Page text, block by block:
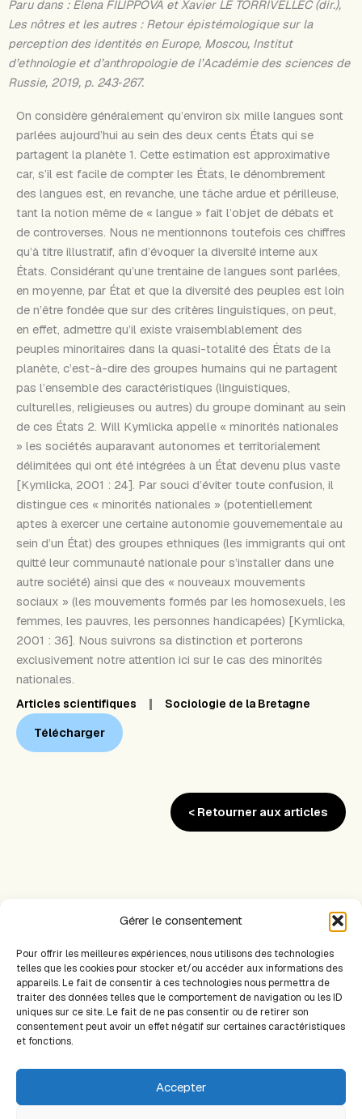
Gérer le consentement
Pour offrir les meilleures expériences, nous utilisons des technologies
telles que les cookies pour stocker et/ou accéder aux informations des
appareils. Le fait de consentir à ces technologies nous permettra de
traiter des données telles que le comportement de navigation ou les ID
uniques sur ce site. Le fait de ne pas consentir ou de retirer son
consentement peut avoir un effet négatif sur certaines caractéristiques
et fonctions.
Accepter
Paru dans : Elena FILIPPOVA et Xavier LE TORRIVELLEC (dir.),
Les nôtres et les autres : Retour épistémologique sur la
perception des identités en Europe, Moscou, Institut
d’ethnologie et d’anthropologie de l’Académie des sciences de
Russie, 2019, p. 243‑267.
On considère généralement qu’environ six mille langues sont
parlées aujourd’hui au sein des deux cents États qui se
partagent la planète 1. Cette estimation est approximative
car, s’il est facile de compter les États, le dénombrement
des langues est, en revanche, une tâche ardue et périlleuse,
tant la notion même de « langue » fait l’objet de débats et
de controverses. Nous ne mentionnons toutefois ces chiffres
qu’à titre illustratif, afin d’évoquer la diversité interne aux
États. Considérant qu’une trentaine de langues sont parlées,
en moyenne, par État et que la diversité des peuples est loin
de n’être fondée que sur des critères linguistiques, on peut,
en effet, admettre qu’il existe vraisemblablement des
peuples minoritaires dans la quasi-totalité des États de la
planète, c’est-à-dire des groupes humains qui ne partagent
pas l’ensemble des caractéristiques (linguistiques,
culturelles, religieuses ou autres) du groupe dominant au sein
de ces États 2. Will Kymlicka appelle « minorités nationales
» les sociétés auparavant autonomes et territorialement
délimitées qui ont été intégrées à un État devenu plus vaste
[Kymlicka, 2001 : 24]. Par souci d’éviter toute confusion, il
distingue ces « minorités nationales » (potentiellement
aptes à exercer une certaine autonomie gouvernementale au
sein d’un État) des groupes ethniques (les immigrants qui ont
quitté leur communauté nationale pour s’installer dans une
autre société) ainsi que des « nouveaux mouvements
sociaux » (les mouvements formés par les homosexuels, les
femmes, les pauvres, les personnes handicapées) [Kymlicka,
2001 : 36]. Nous suivrons sa distinction et porterons
exclusivement notre attention ici sur le cas des minorités
nationales.
Articles scientifiques Sociologie de la Bretagne
Télécharger
< Retourner aux articles
PRÉCÉDENT SUIVANT
Plan du site
Accueil
Articles scientifiques